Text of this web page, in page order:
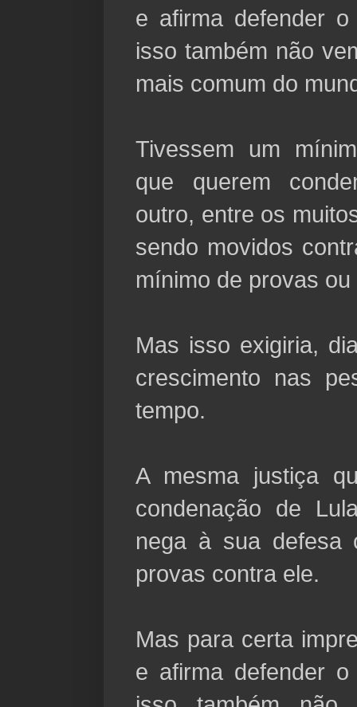
e afirma defender
isso também não
mais comum do
Tivessem um
que querem
outro, entre os
sendo movidos
mínimo de provas
Mas isso exigiria,
crescimento nas
tempo.
A mesma justiça
condenação de
nega à sua defesa
provas contra ele.
Mas para certa
e afirma defender